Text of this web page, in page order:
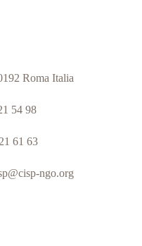
Roma Italia
54 98
61 63
ngo.org